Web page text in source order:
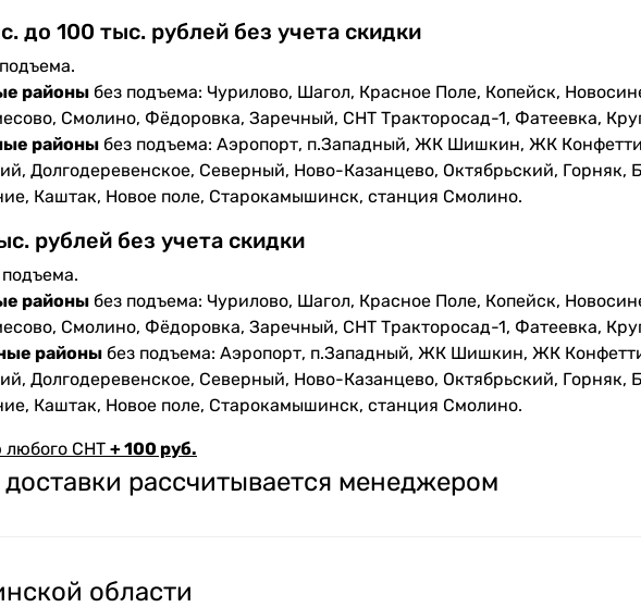
до 100 тыс. рублей без учета скидки
районы без подъема: Чурилово, Шагол, Красное Поле, Копейск,
Смолино, Фёдоровка, Заречный, СНТ Тракторосад-1, Фатеевка,
районы без подъема: Аэропорт, п.Западный, ЖК Шишкин, ЖК
Долгодеревенское, Северный, Ново-Казанцево, Октябрьский, Горняк,
Каштак, Новое поле, Старокамышинск, станция Смолино.
рублей без учета скидки
районы без подъема: Чурилово, Шагол, Красное Поле, Копейск,
Смолино, Фёдоровка, Заречный, СНТ Тракторосад-1, Фатеевка,
районы без подъема: Аэропорт, п.Западный, ЖК Шишкин, ЖК
Долгодеревенское, Северный, Ново-Казанцево, Октябрьский, Горняк,
Каштак, Новое поле, Старокамышинск, станция Смолино.
любого СНТ + 100 руб.
рассчитывается менеджером
области